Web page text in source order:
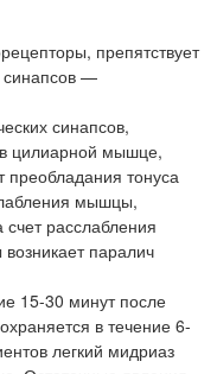
препятствует
синапсов —
синапсов,
цилиарной мышце,
преобладания тонуса
мышцы,
расслабления
паралич
15-30 минут после
в течение 6-
легкий мидриаз